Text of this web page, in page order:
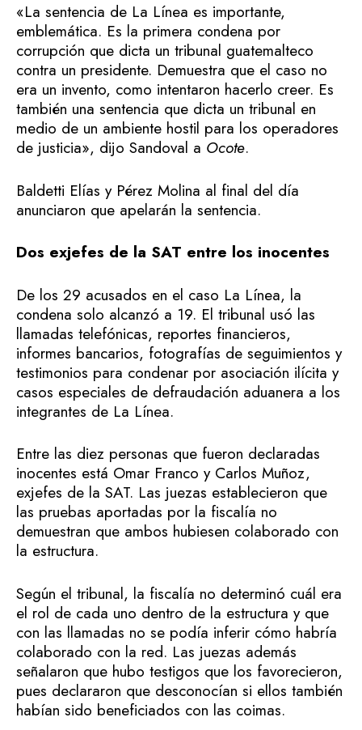
«La sentencia de La Línea es importante,
emblemática. Es la primera condena por
corrupción que dicta un tribunal guatemalteco
contra un presidente. Demuestra que el caso no
era un invento, como intentaron hacerlo creer. Es
también una sentencia que dicta un tribunal en
medio de un ambiente hostil para los operadores
de justicia», dijo Sandoval a Ocote.
Baldetti Elías y Pérez Molina al final del día
anunciaron que apelarán la sentencia.
Dos exjefes de la SAT entre los inocentes
De los 29 acusados en el caso La Línea, la
condena solo alcanzó a 19. El tribunal usó las
llamadas telefónicas, reportes financieros,
informes bancarios, fotografías de seguimientos y
testimonios para condenar por asociación ilícita y
casos especiales de defraudación aduanera a los
integrantes de La Línea.
Entre las diez personas que fueron declaradas
inocentes está Omar Franco y Carlos Muñoz,
exjefes de la SAT. Las juezas establecieron que
las pruebas aportadas por la fiscalía no
demuestran que ambos hubiesen colaborado con
la estructura.
Según el tribunal, la fiscalía no determinó cuál era
el rol de cada uno dentro de la estructura y que
con las llamadas no se podía inferir cómo habría
colaborado con la red. Las juezas además
señalaron que hubo testigos que los favorecieron,
pues declararon que desconocían si ellos también
habían sido beneficiados con las coimas.